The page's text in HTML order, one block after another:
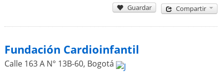
Guardar Compartir
Fundación Cardioinfantil
Calle 163 A N° 13B-60, Bogotá